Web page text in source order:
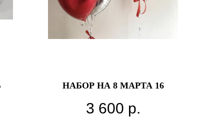
НАБОР НА 8 МАРТА 16
3 600 р.